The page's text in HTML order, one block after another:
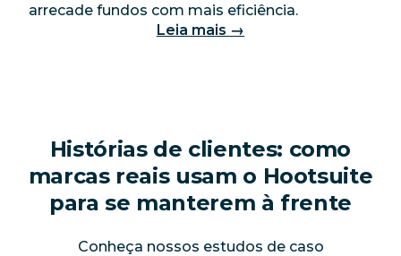
arrecade fundos com mais eficiência.
Leia mais →
Histórias de clientes: como
marcas reais usam o Hootsuite
para se manterem à frente
Conheça nossos estudos de caso